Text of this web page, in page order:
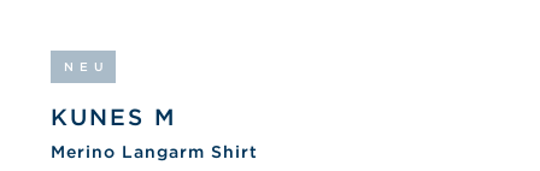
NEU
KUNES M
Merino Langarm Shirt